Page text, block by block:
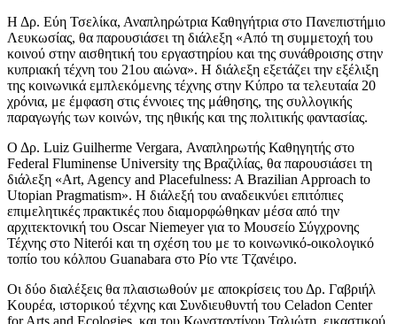
Η Δρ. Εύη Τσελίκα, Αναπληρώτρια Καθηγήτρια στο Πανεπιστήμιο
Λευκωσίας, θα παρουσιάσει τη διάλεξη «Από τη συμμετοχή του
κοινού στην αισθητική του εργαστηρίου και της συνάθροισης στην
κυπριακή τέχνη του 21ου αιώνα». Η διάλεξη εξετάζει την εξέλιξη
της κοινωνικά εμπλεκόμενης τέχνης στην Κύπρο τα τελευταία 20
χρόνια, με έμφαση στις έννοιες της μάθησης, της συλλογικής
παραγωγής των κοινών, της ηθικής και της πολιτικής φαντασίας.
Ο Δρ. Luiz Guilherme Vergara, Αναπληρωτής Καθηγητής στο
Federal Fluminense University της Βραζιλίας, θα παρουσιάσει τη
διάλεξη «Art, Agency and Placefulness: A Brazilian Approach to
Utopian Pragmatism». Η διάλεξή του αναδεικνύει επιτόπιες
επιμελητικές πρακτικές που διαμορφώθηκαν μέσα από την
αρχιτεκτονική του Oscar Niemeyer για το Μουσείο Σύγχρονης
Τέχνης στο Niterói και τη σχέση του με το κοινωνικό-οικολογικό
τοπίο του κόλπου Guanabara στο Ρίο ντε Τζανέιρο.
Οι δύο διαλέξεις θα πλαισιωθούν με αποκρίσεις του Δρ. Γαβριήλ
Κουρέα, ιστορικού τέχνης και Συνδιευθυντή του Celadon Center
for Arts and Ecologies, και του Κωνσταντίνου Ταλιώτη, εικαστικού